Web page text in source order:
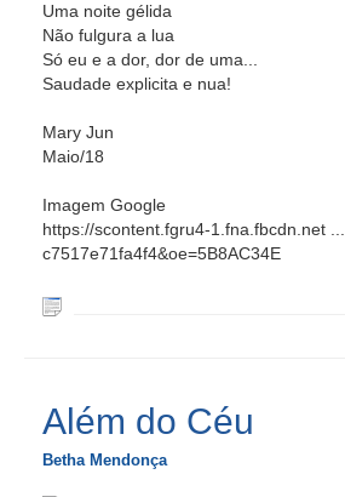
Uma noite gélida
Não fulgura a lua
Só eu e a dor, dor de uma...
Saudade explicita e nua!
Mary Jun
Maio/18
Imagem Google
https://scontent.fgru4-1.fna.fbcdn.net ...
c7517e71fa4f4&oe=5B8AC34E
Além do Céu
Betha Mendonça